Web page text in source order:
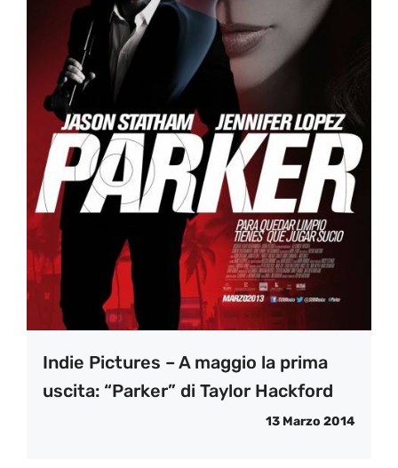
Indie Pictures – A maggio la prima
uscita: “Parker” di Taylor Hackford
13 Marzo 2014